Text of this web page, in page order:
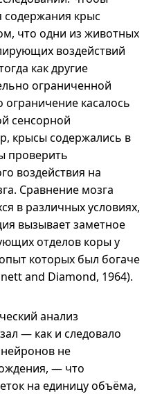
содержания крыс
что одни из животных
воздействий
как другие
ограниченной
ограничение касалось
сенсорной
крысы содержались в
проверить
воздействия на
Сравнение мозга
в различных условиях,
вызывает заметное
отделов коры у
которых был богаче
and Diamond, 1964).
анализ
— как и следовало
не
— что
на единицу объёма,